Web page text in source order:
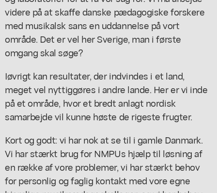
videre på at skaffe danske pædagogiske forskere
med musikalsk sans en uddannelse på vort
område. Det er vel her Sverige, man i første
omgang skal søge?
Iøvrigt kan resultater, der indvindes i et land,
meget vel nyttiggøres i andre lande. Her er vi inde
på et område, hvor et bredt anlagt nordisk
samarbejde vil kunne høste de rigeste frugter.
Kort og godt: vi har nok at se til i gamle Danmark.
Vi har stærkt brug for NMPUs hjælp til løsning af
en række af vore problemer, vi har stærkt behov
for personlig og faglig kontakt med vore egne